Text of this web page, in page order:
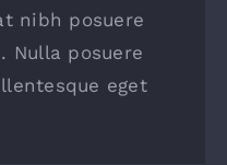
nibh posuere
Nulla posuere
eget